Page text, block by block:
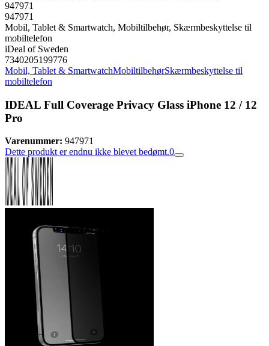
947971
947971
Mobil, Tablet & Smartwatch, Mobiltilbehør, Skærmbeskyttelse til
mobiltelefon
iDeal of Sweden
7340205199776
Mobil, Tablet & SmartwatchMobiltilbehørSkærmbeskyttelse til
mobiltelefon
IDEAL Full Coverage Privacy Glass iPhone 12 / 12
Pro
Varenummer: 947971
Dette produkt er endnu ikke blevet bedømt.0